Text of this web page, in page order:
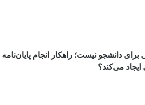
برای دانشجو نیست؛ راهکار انجام پایان‌نامه
ایجاد می‌کند؟